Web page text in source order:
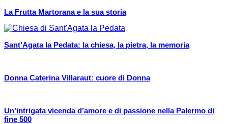
La Frutta Martorana e la sua storia
Sant’Agata la Pedata: la chiesa, la pietra, la memoria
Donna Caterina Villaraut: cuore di Donna
Un’intrigata vicenda d’amore e di passione nella Palermo di
fine 500